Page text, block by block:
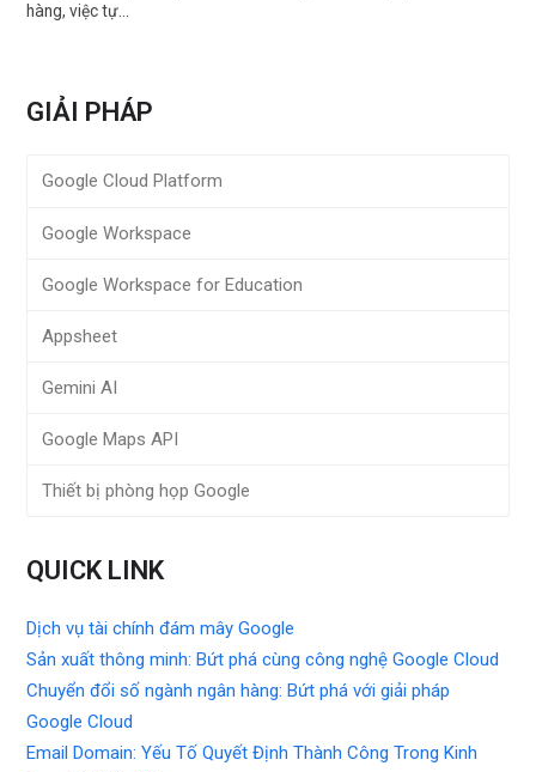
hàng, việc tự…
GIẢI PHÁP
Google Cloud Platform
Google Workspace
Google Workspace for Education
Appsheet
Gemini AI
Google Maps API
Thiết bị phòng họp Google
QUICK LINK
Dịch vụ tài chính đám mây Google
Sản xuất thông minh: Bứt phá cùng công nghệ Google Cloud
Chuyển đổi số ngành ngân hàng: Bứt phá với giải pháp
Google Cloud
Email Domain: Yếu Tố Quyết Định Thành Công Trong Kinh